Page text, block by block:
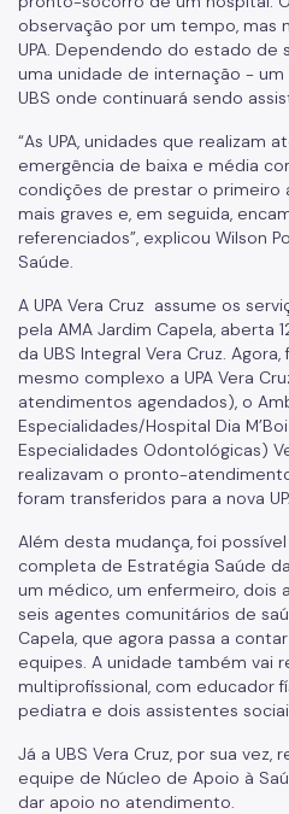
observação por um tempo, mas
UPA. Dependendo do estado de
uma unidade de internação -
UBS onde continuará sendo
“As UPA, unidades que realizam
emergência de baixa e média
condições de prestar o primeiro
mais graves e, em seguida,
referenciados”, explicou Wilson
Saúde.
A UPA Vera Cruz assume os
pela AMA Jardim Capela, aberta
da UBS Integral Vera Cruz.
mesmo complexo a UPA Vera
atendimentos agendados), o
Especialidades/Hospital Dia
Especialidades Odontológicas)
realizavam o pronto-
foram transferidos para a nova
Além desta mudança, foi
completa de Estratégia Saúde
um médico, um enfermeiro, dois
seis agentes comunitários de
Capela, que agora passa a
equipes. A unidade também vai
multiprofissional, com educador
pediatra e dois assistentes
Já a UBS Vera Cruz, por sua vez,
equipe de Núcleo de Apoio à
dar apoio no atendimento.